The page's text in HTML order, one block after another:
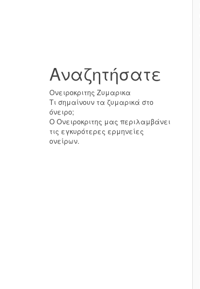
Αναζητήσατε
Ονειροκριτης Ζυμαρικα
Τι σημαίνουν τα ζυμαρικά στο
όνειρο;
Ο Ονειροκριτης μας περιλαμβάνει
τις εγκυρότερες ερμηνείες
ονείρων.